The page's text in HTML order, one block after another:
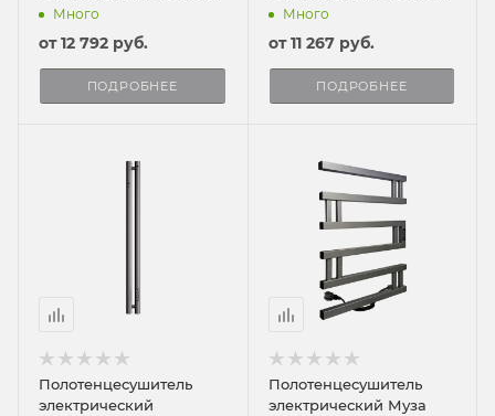
90/13
Много
от12 792 руб.
ПОДРОБНЕЕ
150/8
Много
от11 267 руб.
ПОДРОБНЕЕ
Полотенцесушитель
электрический
Полотенцесушитель
электрический Муза